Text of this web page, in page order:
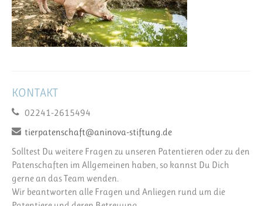
KONTAKT
02241-2615494
tierpatenschaft@aninova-stiftung.de
Solltest Du weitere Fragen zu unseren Patentieren oder zu den
Patenschaften im Allgemeinen haben, so kannst Du Dich
gerne an das Team wenden.
Wir beantworten alle Fragen und Anliegen rund um die